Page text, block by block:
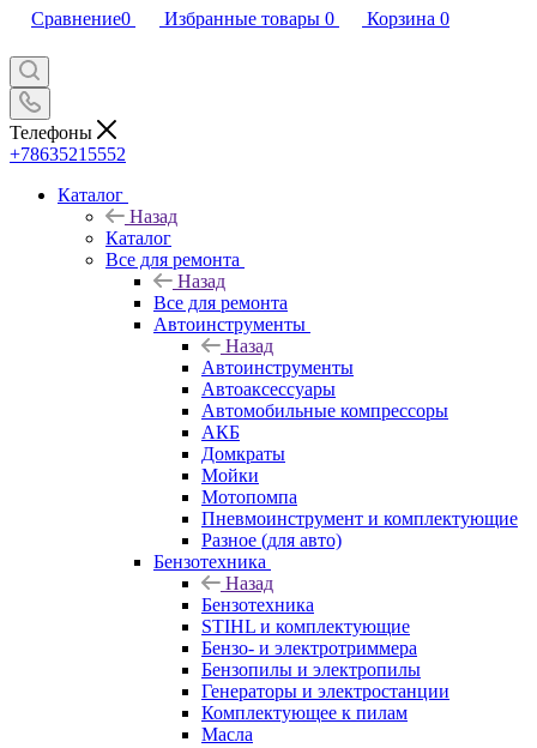
Сравнение0 Избранные товары 0 Корзина 0
Телефоны
+78635215552
Каталог
Назад
Каталог
Все для ремонта
Назад
Все для ремонта
Автоинструменты
Назад
Автоинструменты
Автоаксессуары
Автомобильные компрессоры
АКБ
Домкраты
Мойки
Мотопомпа
Пневмоинструмент и комплектующие
Разное (для авто)
Бензотехника
Назад
Бензотехника
STIHL и комплектующие
Бензо- и электротриммера
Бензопилы и электропилы
Генераторы и электростанции
Комплектующее к пилам
Масла